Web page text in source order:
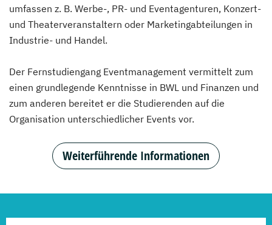
umfassen z. B. Werbe-, PR- und Eventagenturen, Konzert-
und Theaterveranstaltern oder Marketingabteilungen in
Industrie- und Handel.
Der Fernstudiengang Eventmanagement vermittelt zum
einen grundlegende Kenntnisse in BWL und Finanzen und
zum anderen bereitet er die Studierenden auf die
Organisation unterschiedlicher Events vor.
Weiterführende Informationen